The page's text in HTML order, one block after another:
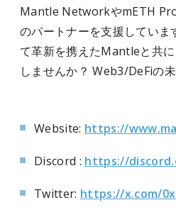
Mantle NetworkやmETH
のパートナーを支援していま
て革新を携えたMantleと共
しませんか？ Web3/DeFiの
Website: https://
Discord : https://
Twitter: https://x.com/